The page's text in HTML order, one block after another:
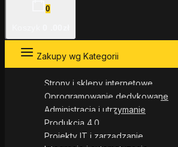
0
Zakupy wg Kategorii
Strony i sklepy internetowe
Oprogramowanie dedykowane
Administracja i utrzymanie
Produkcja 4.0
Projekty IT i zarządzanie